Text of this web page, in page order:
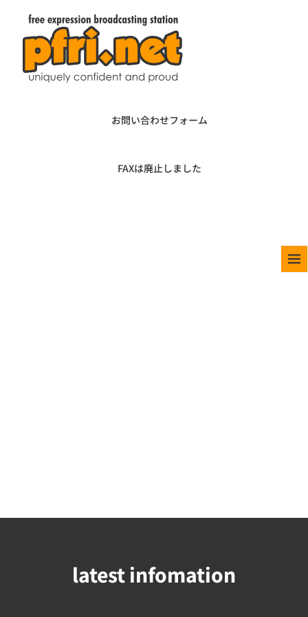
お問い合わせフォーム
FAXは廃止しました
latest infomation